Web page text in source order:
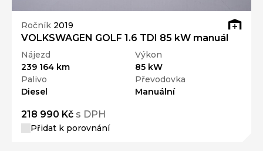
Ročník 2019
VOLKSWAGEN GOLF 1.6 TDI 85 kW manuál
Nájezd
239 164 km
Výkon
85 kW
Palivo
Diesel
Převodovka
Manuální
218 990 Kč s DPH
Přidat k porovnání